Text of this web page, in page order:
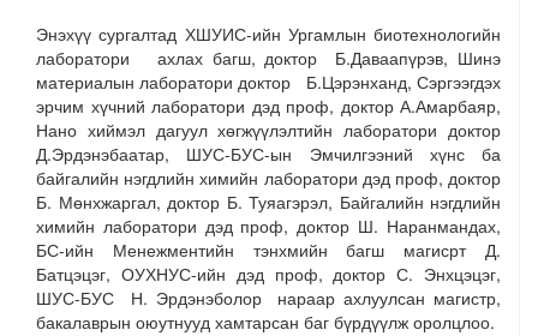
Энэхүү сургалтад ХШУИС-ийн Ургамлын биотехнологийн
лаборатори ахлах багш, доктор Б.Даваапүрэв, Шинэ
материалын лаборатори доктор Б.Цэрэнханд, Сэргээгдэх
эрчим хүчний лаборатори дэд проф, доктор А.Амарбаяр,
Нано хиймэл дагуул хөгжүүлэлтийн лаборатори доктор
Д.Эрдэнэбаатар, ШУС-БУС-ын Эмчилгээний хүнс ба
байгалийн нэгдлийн химийн лаборатори дэд проф, доктор
Б. Мөнхжаргал, доктор Б. Туяагэрэл, Байгалийн нэгдлийн
химийн лаборатори дэд проф, доктор Ш. Наранмандах,
БС-ийн Менежментийн тэнхмийн багш магисрт Д.
Батцэцэг, ОУХНУС-ийн дэд проф, доктор С. Энхцэцэг,
ШУС-БУС Н. Эрдэнэболор нараар ахлуулсан магистр,
бакалаврын оюутнууд хамтарсан баг бүрдүүлж оролцлоо.